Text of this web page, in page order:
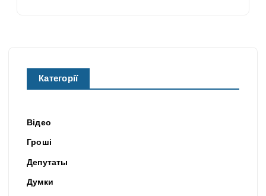
Категорії
Відео
Гроші
Депутаты
Думки